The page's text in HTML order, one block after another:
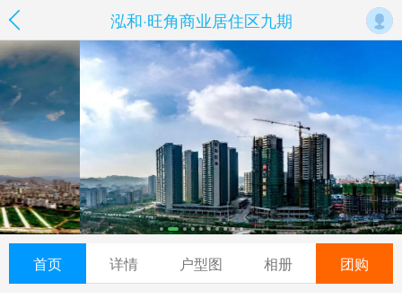
泓和·旺角商业居住区九期
首页 详情 户型图 相册 团购